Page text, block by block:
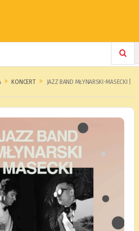
KONCERT
JAZZ BAND MŁYNARSKI-MASECKI |